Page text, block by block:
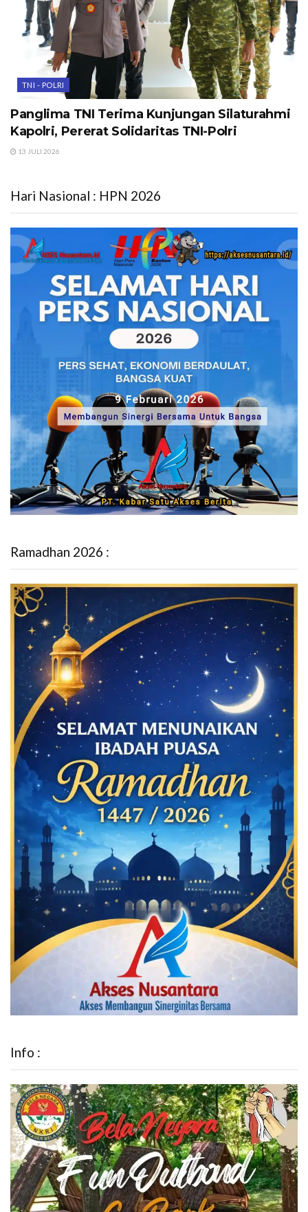
TNI - POLRI
Panglima TNI Terima Kunjungan Silaturahmi
Kapolri, Pererat Solidaritas TNI-Polri
13 JULI 2026
Hari Nasional : HPN 2026
Ramadhan 2026 :
Info :